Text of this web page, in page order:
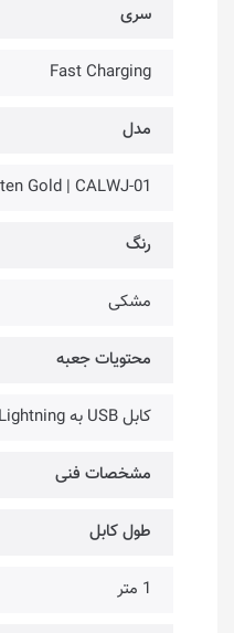
سری
Fast Charging
مدل
Gold | CALWJ-01
رنگ
مشکی
محتویات جعبه
کابل USB به Lightning
مشخصات فنی
طول کابل
1 متر